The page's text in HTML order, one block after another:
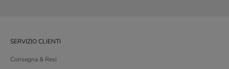
SERVIZIO CLIENTI
Consegna & Resi